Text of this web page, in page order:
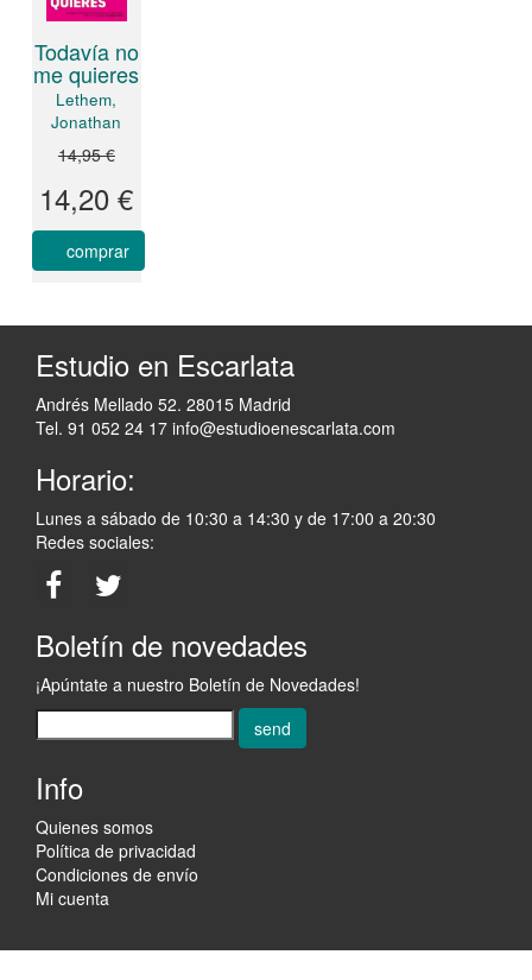
Todavía no
me quieres
Lethem,
Jonathan
14,95 €
14,20 €
comprar
Estudio en Escarlata
Andrés Mellado 52. 28015 Madrid
Tel. 91 052 24 17 info@estudioenescarlata.com
Horario:
Lunes a sábado de 10:30 a 14:30 y de 17:00 a 20:30
Redes sociales:
Boletín de novedades
¡Apúntate a nuestro Boletín de Novedades!
send
Info
Quienes somos
Política de privacidad
Condiciones de envío
Mi cuenta